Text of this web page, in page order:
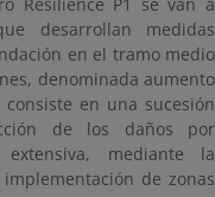
Resilience P1 se van a
desarrollan medidas
en el tramo medio
denominada aumento
en una sucesión
de los daños por
mediante la
de zonas